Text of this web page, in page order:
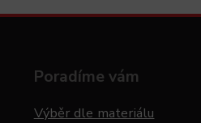
Poradíme vám
Výběr dle materiálu